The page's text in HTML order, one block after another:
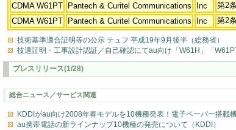
CDMA W61PT
Pantech & Curitel Communications Inc 第2
CDMA W61PT
Pantech & Curitel Communications Inc 第2
技術基準適合証明等の公示 テュフ 平成19年9月後半（総務省）
技適証明・工事設計認証／自己確認にてau向け「W61H」「
プレスリリース(1/28)
総合ニュース／サービス関連
KDDIがau向け2008年春モデルを10機種発表！電子ペーパー搭載
au携帯電話の新ラインナップ10機種の発売について（KDDI）